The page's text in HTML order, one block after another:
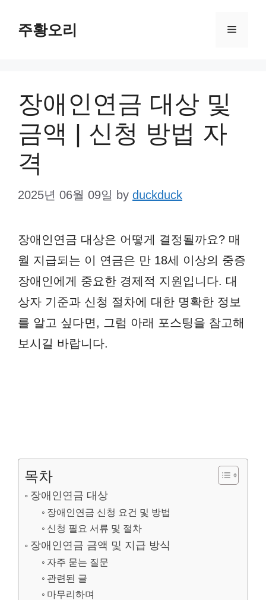
주황오리 Menu
장애인연금 대상 및
금액 | 신청 방법 자
격
2025년 06월 09일 by duckduck
장애인연금 대상은 어떻게 결정될까요? 매
월 지급되는 이 연금은 만 18세 이상의 중증
장애인에게 중요한 경제적 지원입니다. 대
상자 기준과 신청 절차에 대한 명확한 정보
를 알고 싶다면, 그럼 아래 포스팅을 참고해
보시길 바랍니다.
목차
장애인연금 대상
장애인연금 신청 요건 및 방법
신청 필요 서류 및 절차
장애인연금 금액 및 지급 방식
자주 묻는 질문
관련된 글
마무리하며